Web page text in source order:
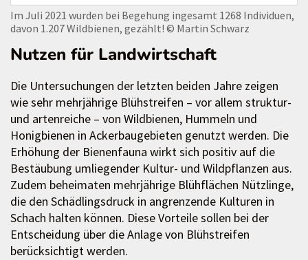
Im Juli 2021 wurden bei Begehung ingesamt 1268 Individuen,
davon 1.207 Wildbienen, gezählt! © Martin Schwarz
Nutzen für Landwirtschaft
Die Untersuchungen der letzten beiden Jahre zeigen
wie sehr mehrjährige Blühstreifen – vor allem struktur-
und artenreiche – von Wildbienen, Hummeln und
Honigbienen in Ackerbaugebieten genutzt werden. Die
Erhöhung der Bienenfauna wirkt sich positiv auf die
Bestäubung umliegender Kultur- und Wildpflanzen aus.
Zudem beheimaten mehrjährige Blühflächen Nützlinge,
die den Schädlingsdruck in angrenzende Kulturen in
Schach halten können. Diese Vorteile sollen bei der
Entscheidung über die Anlage von Blühstreifen
berücksichtigt werden.